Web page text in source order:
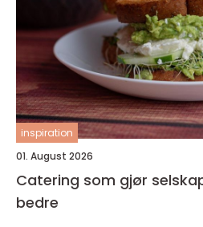
inspiration
01. August 2026
Catering som gjør
bedre